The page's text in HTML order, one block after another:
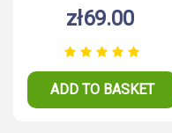
zł69.00
ADD TO BASKET